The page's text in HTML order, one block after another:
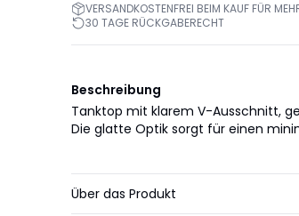
VERSANDKOSTENFREI BEIM KAUF FÜR
30 TAGE RÜCKGABERECHT
Beschreibung
Tanktop mit klarem V-Ausschnitt,
Die glatte Optik sorgt für einen
Über das Produkt